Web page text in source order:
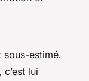
sous-estimé.
lui